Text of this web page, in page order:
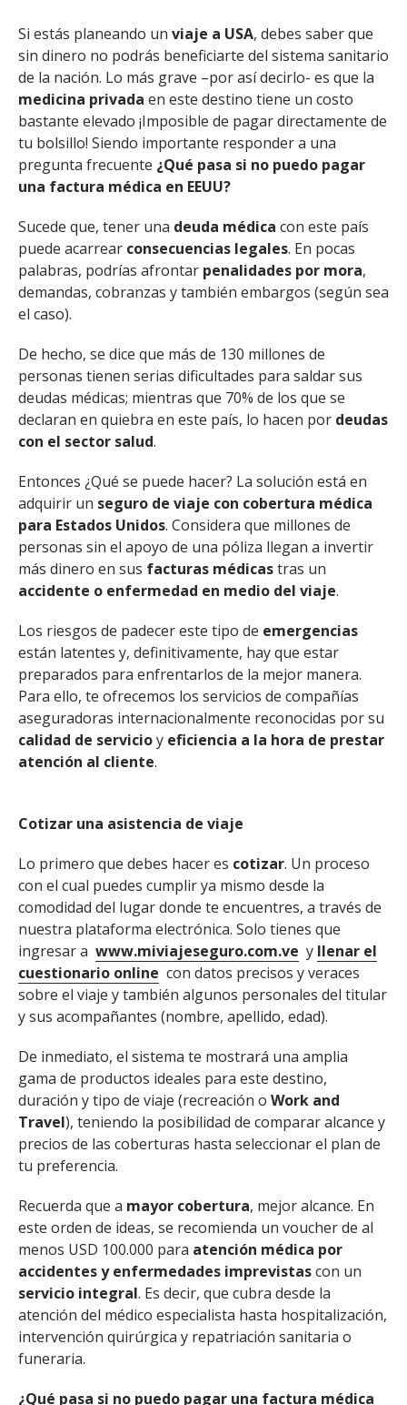
Si estás planeando un viaje a USA, debes saber que
sin dinero no podrás beneficiarte del sistema sanitario
de la nación. Lo más grave –por así decirlo- es que la
medicina privada en este destino tiene un costo
bastante elevado ¡Imposible de pagar directamente de
tu bolsillo! Siendo importante responder a una
pregunta frecuente ¿Qué pasa si no puedo pagar
una factura médica en EEUU?
Sucede que, tener una deuda médica con este país
puede acarrear consecuencias legales. En pocas
palabras, podrías afrontar penalidades por mora,
demandas, cobranzas y también embargos (según sea
el caso).
De hecho, se dice que más de 130 millones de
personas tienen serias dificultades para saldar sus
deudas médicas; mientras que 70% de los que se
declaran en quiebra en este país, lo hacen por deudas
con el sector salud.
Entonces ¿Qué se puede hacer? La solución está en
adquirir un seguro de viaje con cobertura médica
para Estados Unidos. Considera que millones de
personas sin el apoyo de una póliza llegan a invertir
más dinero en sus facturas médicastras un
accidente o enfermedad en medio del viaje.
Los riesgos de padecer este tipo de emergencias
están latentes y, definitivamente, hay que estar
preparados para enfrentarlos de la mejor manera.
Para ello, te ofrecemos los servicios de compañías
aseguradoras internacionalmente reconocidas por su
calidad de servicioy eficiencia a la hora de prestar
atención al cliente.
Cotizar una asistencia de viaje
Lo primero que debes hacer es cotizar. Un proceso
con el cual puedes cumplir ya mismo desde la
comodidad del lugar donde te encuentres, a través de
nuestra plataforma electrónica. Solo tienes que
ingresar a www.miviajeseguro.com.ve y llenar el
cuestionario online con datos precisos y veraces
sobre el viaje y también algunos personales del titular
y sus acompañantes (nombre, apellido, edad).
De inmediato, el sistema te mostrará una amplia
gama de productos ideales para este destino,
duración y tipo de viaje (recreación o Work and
Travel), teniendo la posibilidad de comparar alcance y
precios de las coberturas hasta seleccionar el plan de
tu preferencia.
Recuerda que a mayor cobertura, mejor alcance. En
este orden de ideas, se recomienda un voucher de al
menos USD 100.000 para atención médica por
accidentes y enfermedades imprevistascon un
servicio integral. Es decir, que cubra desde la
atención del médico especialista hasta hospitalización,
intervención quirúrgica y repatriación sanitaria o
funeraria.
¿Qué pasa si no puedo pagar una factura médica